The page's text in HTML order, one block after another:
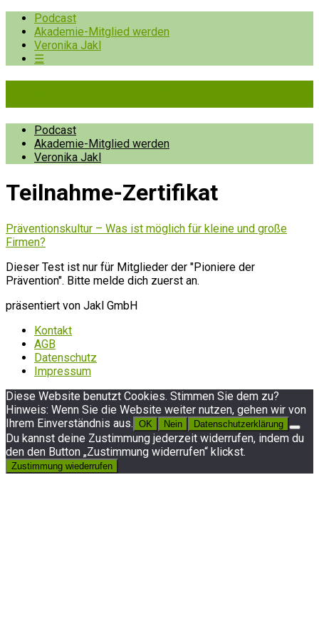
Podcast
Akademie-Mitglied werden
Veronika Jakl
☰
Podcast
Akademie-Mitglied werden
Veronika Jakl
Teilnahme-Zertifikat
Präventionskultur – Was ist möglich für kleine und große
Firmen?
Dieser Test ist nur für Mitglieder der "Pioniere der
Prävention". Bitte melde dich zuerst an.
präsentiert von Jakl GmbH
Kontakt
AGB
Datenschutz
Impressum
Diese Website benutzt Cookies. Stimmen Sie dem zu?
Hinweis: Wenn Sie die Website weiter nutzen, gehen wir von
Ihrem Einverständnis aus. OK Nein Datenschutzerklärung
Du kannst deine Zustimmung jederzeit widerrufen, indem du
den den Button „Zustimmung widerrufen“ klickst.
Zustimmung wiederrufen